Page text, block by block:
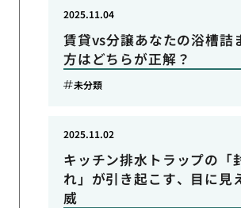
賃貸vs分譲あなたの浴槽詰
方はどちらが正解？
2025.11.04
未分類
キッチン排水トラップの「
れ」が引き起こす、目に見
威
2025.11.02